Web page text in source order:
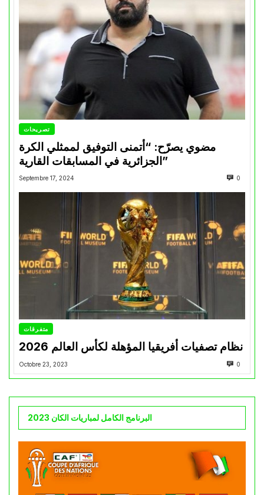
تصريحات
مضوي يصرّح: “أتمنى التوفيق لممثلي الكرة
الجزائرية في المسابقات القارية”
Septembre 17, 2024 0
متفرقات
نظام تصفيات أفريقيا المؤهلة لكأس العالم 2026
Octobre 23, 2023 0
البرنامج الكامل لمباريات الكان 2023